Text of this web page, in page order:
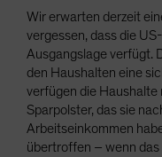
Wir erwarten derzeit
vergessen, dass die
Ausgangslage verfügt.
den Haushalten eine
verfügen die Haushalte
Sparpolster, das sie
Arbeitseinkommen
übertroffen – wenn